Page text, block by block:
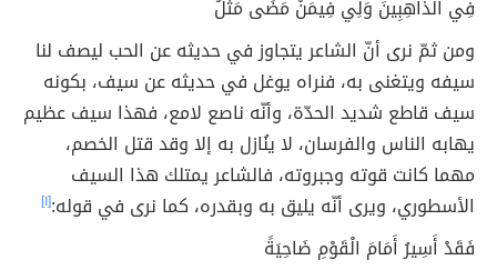
فِي الذَّاهِبِينَ وَلِي فِيمَنْ مَضَى مَثَلُ
ومن ثمّ نرى أنّ الشاعر يتجاوز في حديثه عن الحب ليصف لنا
سيفه ويتغنى به، فنراه يوغل في حديثه عن سيف، بكونه
سيف قاطع شديد الحدّة، وأنّه ناصع لامع، فهذا سيف عظيم
يهابه الناس والفرسان، لا ينُازل به إلا وقد قتل الخصم،
مهما كانت قوته وجبروته، فالشاعر يمتلك هذا السيف
الأسطوري، ويرى أنّه يليق به وبقدره، كما نرى في قوله:[١]
فَقَدْ أَسِيرُ أَمَامَ الْقَوْمِ ضَاحِيَةً